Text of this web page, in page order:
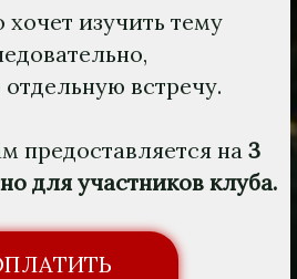
хочет изучить тему
отдельную встречу.
предоставляется на 3
для участников клуба.